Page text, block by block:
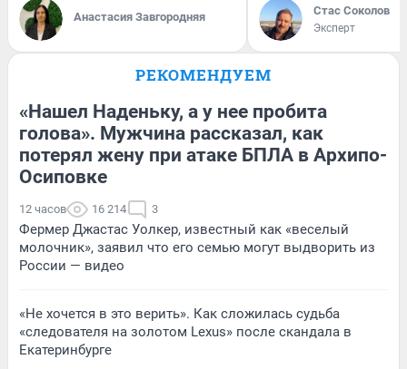
Анастасия Завгородняя Стас Соколов
Эксперт
РЕКОМЕНДУЕМ
«Нашел Наденьку, а у нее пробита
голова». Мужчина рассказал, как
потерял жену при атаке БПЛА в Архипо-
Осиповке
12 часов 16 214 3
Фермер Джастас Уолкер, известный как «веселый
молочник», заявил что его семью могут выдворить из
России — видео
«Не хочется в это верить». Как сложилась судьба
«следователя на золотом Lexus» после скандала в
Екатеринбурге